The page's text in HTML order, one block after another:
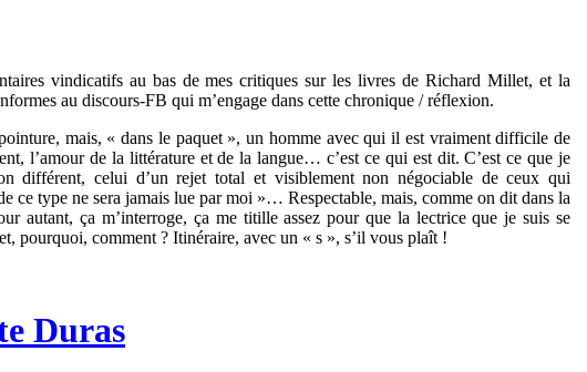
vindicatifs au bas de mes critiques sur les livres de Richard Millet, et la
au discours-FB qui m’engage dans cette chronique / réflexion.
mais, « dans le paquet », un homme avec qui il est vraiment difficile de
l’amour de la littérature et de la langue… c’est ce qui est dit. C’est ce que je
celui d’un rejet total et visiblement non négociable de ceux qui
ce type ne sera jamais lue par moi »… Respectable, mais, comme on dit dans la
autant, ça m’interroge, ça me titille assez pour que la lectrice que je suis se
pourquoi, comment ? Itinéraire, avec un « s », s’il vous plaît !
Duras